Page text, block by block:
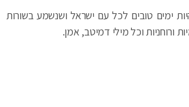
ימים טובים לכל עם ישראל ושנשמע בשורות
ורוחניות וכל מילי דמיטב, אמן.